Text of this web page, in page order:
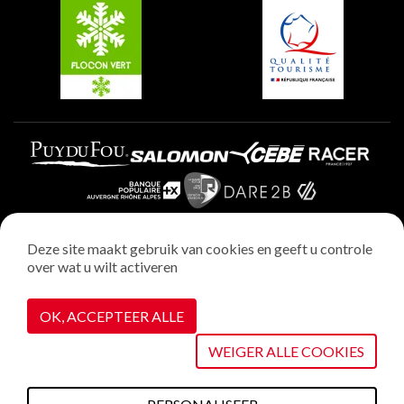
Plagne Villages
Plagne Aime 2000
Wettelijke vermeldingen
Privacybeleid
Realisatie : StudioJuillet
Cookiebeheer
Deze site maakt gebruik van cookies en geeft u controle
over wat u wilt activeren
OK, ACCEPTEER ALLE
WEIGER ALLE COOKIES